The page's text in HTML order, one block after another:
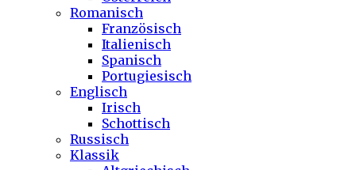
Romanisch
Französisch
Italienisch
Spanisch
Portugiesisch
Englisch
Irisch
Schottisch
Russisch
Klassik